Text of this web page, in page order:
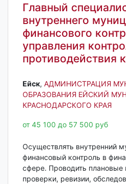
Главный
внутреннего
финансового
управления
противодействия
Ейск‎, АДМИНИСТРАЦИЯ
ОБРАЗОВАНИЯ ЕЙСКИЙ
КРАСНОДАРСКОГО КРАЯ
от 45 100 до 57 500 руб
Осуществлять внутренний
финансовый контроль в
сфере. Проводить плановые
проверки, ревизии,